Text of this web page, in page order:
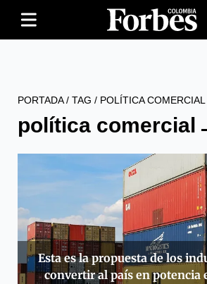
PORTADA/ TAG / POLÍTICA COMERCIAL
política comercial
Esta es la propuesta de los
convertir al país en potencia